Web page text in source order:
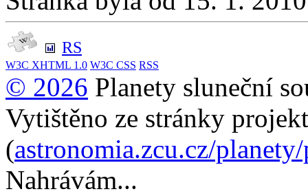
RS
W3C XHTML 1.0 W3C CSS RSS
© 2026 Planety sluneční
Vytištěno ze stránky
(astronomia.zcu.cz/
Nahrávám...